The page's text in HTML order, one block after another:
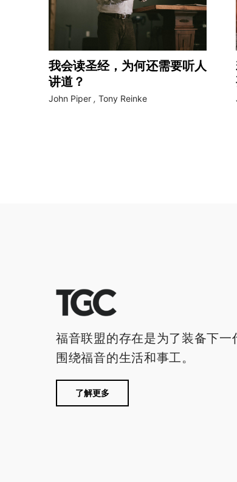
我会读圣经，为何还需要听人
讲道？
John Piper , Tony Reinke
福音联盟的存在是为了装备下
围绕福音的生活和事工。
了解更多